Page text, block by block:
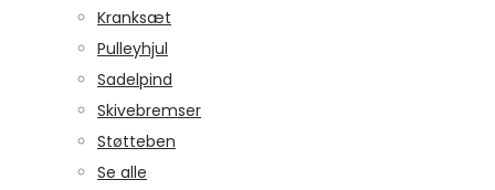
Kranksæt
Pulleyhjul
Sadelpind
Skivebremser
Støtteben
Se alle